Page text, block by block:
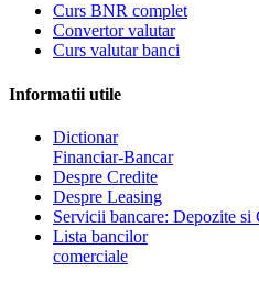
Curs BNR complet
Convertor valutar
Curs valutar banci
Informatii utile
Dictionar
Financiar-Bancar
Despre Credite
Despre Leasing
Servicii bancare: Depozite si
Lista bancilor
comerciale